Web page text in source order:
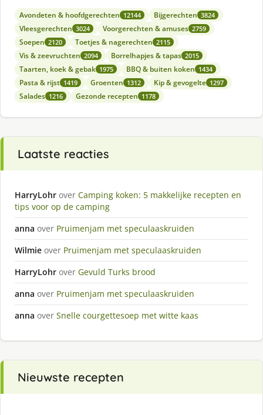
Avondeten & hoofdgerechten 12144 Bijgerechten 3824
Vleesgerechten 3024 Voorgerechten & amuses 2759
Soepen 2120 Toetjes & nagerechten 2115
Vis & zeevruchten 2094 Borrelhapjes & tapas 2015
Taarten, koek & gebak 1975 BBQ & buiten koken 1434
Pasta & rijst 1419 Groenten 1312 Kip & gevogelte 1297
Salades 1216 Gezonde recepten 1178
Laatste reacties
HarryLohr over Camping koken: 5 makkelijke recepten en
tips voor op de camping
anna over Pruimenjam met speculaaskruiden
Wilmie over Pruimenjam met speculaaskruiden
HarryLohr over Gevuld Turks brood
anna over Pruimenjam met speculaaskruiden
anna over Snelle courgettesoep met witte kaas
Nieuwste recepten